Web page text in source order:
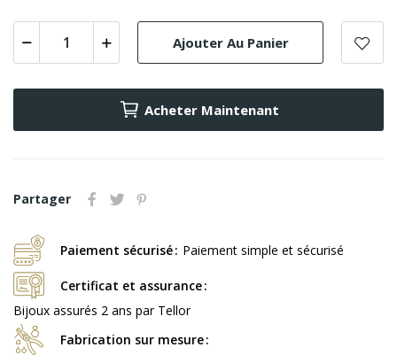
Ajouter Au Panier
Acheter Maintenant
Partager
Paiement sécurisé Paiement simple et sécurisé
Certificat et assurance
Bijoux assurés 2 ans par Tellor
Fabrication sur mesure